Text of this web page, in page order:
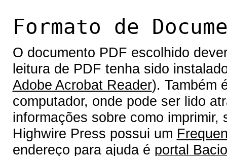
Formato de
O documento PDF escolhido
leitura de PDF tenha sido
Adobe Acrobat Reader). Também
computador, onde pode ser lido
informações sobre como
Highwire Press possui um
endereço para ajuda é portal